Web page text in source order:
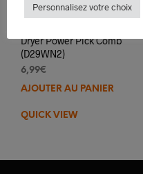
Dryer Power Pick Comb
(D29WN2)
6,99€
AJOUTER AU PANIER
QUICK VIEW
Personnalisez votre choix